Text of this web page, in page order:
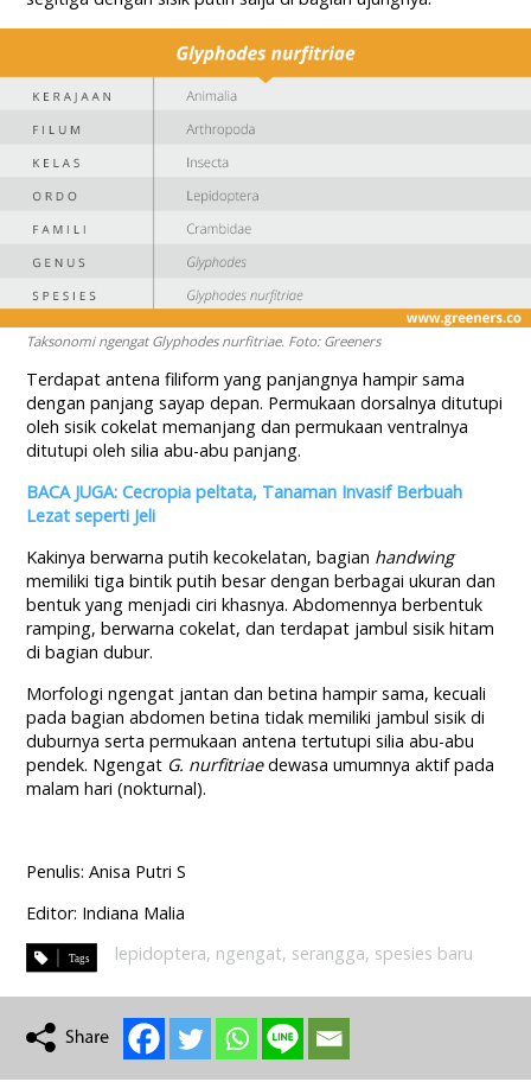
Taksonomi ngengat Glyphodes nurfitriae. Foto: Greeners
Terdapat antena filiform yang panjangnya hampir sama
dengan panjang sayap depan. Permukaan dorsalnya ditutupi
oleh sisik cokelat memanjang dan permukaan ventralnya
ditutupi oleh silia abu-abu panjang.
BACA JUGA: Cecropia peltata, Tanaman Invasif Berbuah
Lezat seperti Jeli
Kakinya berwarna putih kecokelatan, bagian handwing
memiliki tiga bintik putih besar dengan berbagai ukuran dan
bentuk yang menjadi ciri khasnya. Abdomennya berbentuk
ramping, berwarna cokelat, dan terdapat jambul sisik hitam
di bagian dubur.
Morfologi ngengat jantan dan betina hampir sama, kecuali
pada bagian abdomen betina tidak memiliki jambul sisik di
duburnya serta permukaan antena tertutupi silia abu-abu
pendek. Ngengat G. nurfitriaedewasa umumnya aktif pada
malam hari (nokturnal).
Penulis: Anisa Putri S
Editor: Indiana Malia
lepidoptera, ngengat, serangga, spesies baru